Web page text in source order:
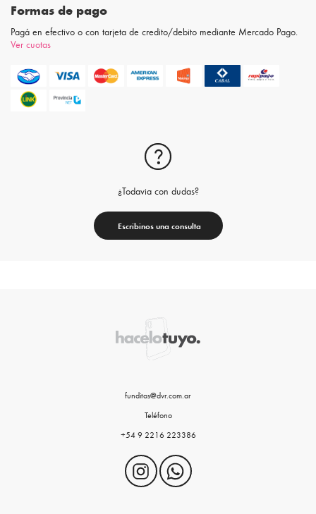
Formas de pago
Pagá en efectivo o con tarjeta de credito/debito mediante Mercado Pago.
Ver cuotas
¿Todavia con dudas?
Escribinos una consulta
funditas@dvr.com.ar
Teléfono
+54 9 2216 223386